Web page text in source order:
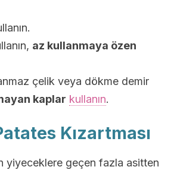
az kullanmaya özen
çelik veya dökme demir
kaplar kullanın.
Kızartması
yiyeceklere geçen fazla asitten